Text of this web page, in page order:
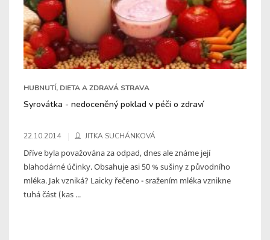
HUBNUTÍ, DIETA A ZDRAVÁ STRAVA
Syrovátka - nedoceněný poklad v péči o zdraví
22.10.2014 JITKA SUCHÁNKOVÁ
Dříve byla považována za odpad, dnes ale známe její
blahodárné účinky. Obsahuje asi 50 % sušiny z původního
mléka. Jak vzniká? Laicky řečeno - sražením mléka vznikne
tuhá část (kas ...